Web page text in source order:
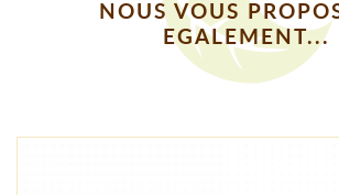
NOUS VOUS
EGALEMENT...